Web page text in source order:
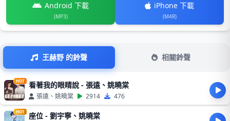
Android 下載
(MP3)
iPhone 下載
(M4R)
王赫野 的鈴聲 相關鈴聲
HOT 看著我的眼睛說 - 張遠、姚曉棠
張遠、姚曉棠 2914 476
HOT 座位 - 劉宇寧、姚曉棠